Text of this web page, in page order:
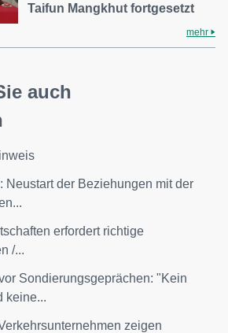
Taifun Mangkhut fortgesetzt
mehr
auch
Neustart der Beziehungen mit der
erfordert richtige
/...
Sondierungsgeprächen: "Kein
keine...
zeigen